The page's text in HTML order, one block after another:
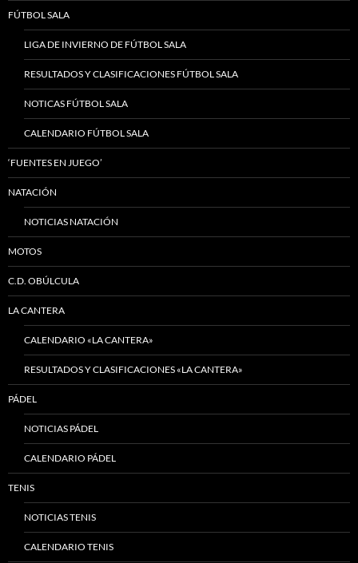
FÚTBOL SALA
LIGA DE INVIERNO DE FÚTBOL SALA
RESULTADOS Y CLASIFICACIONES FÚTBOL SALA
NOTICAS FÚTBOL SALA
CALENDARIO FÚTBOL SALA
‘FUENTES EN JUEGO’
NATACIÓN
NOTICIAS NATACIÓN
MOTOS
C.D. OBÚLCULA
LA CANTERA
CALENDARIO «LA CANTERA»
RESULTADOS Y CLASIFICACIONES «LA CANTERA»
PÁDEL
NOTICIAS PÁDEL
CALENDARIO PÁDEL
TENIS
NOTICIAS TENIS
CALENDARIO TENIS